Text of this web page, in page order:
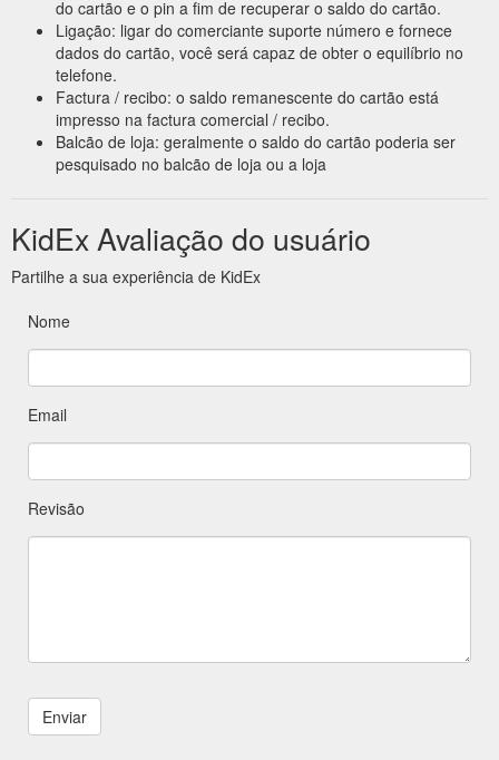
do cartão e o pin a fim de recuperar o saldo do cartão.
Ligação: ligar do comerciante suporte número e fornece
dados do cartão, você será capaz de obter o equilíbrio no
telefone.
Factura / recibo: o saldo remanescente do cartão está
impresso na factura comercial / recibo.
Balcão de loja: geralmente o saldo do cartão poderia ser
pesquisado no balcão de loja ou a loja
KidEx Avaliação do usuário
Partilhe a sua experiência de KidEx
Nome
Email
Revisão